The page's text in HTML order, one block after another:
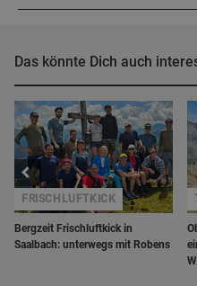
Das könnte Dich auch
Bergzeit Frischluftkick in
Saalbach: unterwegs mit Robens
FRISCHLUFTKICK